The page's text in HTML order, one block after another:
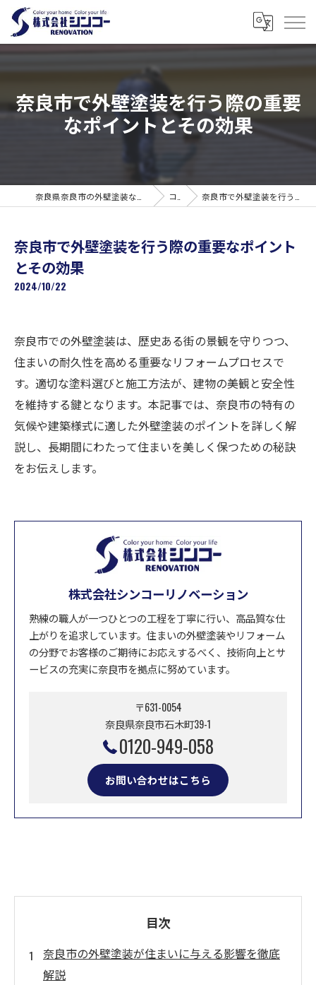
奈良市で外壁塗装を行う際の重要
なポイントとその効果
コラム 奈良市で外壁塗装を行う際の重要なポイントとその効果
奈良市で外壁塗装を行う際の重要なポイント
とその効果
2024/10/22
奈良市での外壁塗装は、歴史ある街の景観を守りつつ、
住まいの耐久性を高める重要なリフォームプロセスで
す。適切な塗料選びと施工方法が、建物の美観と安全性
を維持する鍵となります。本記事では、奈良市の特有の
気候や建築様式に適した外壁塗装のポイントを詳しく解
説し、長期間にわたって住まいを美しく保つための秘訣
をお伝えします。
株式会社シンコーリノベーション
熟練の職人が一つひとつの工程を丁寧に行い、高品質な仕
上がりを追求しています。住まいの外壁塗装やリフォーム
の分野でお客様のご期待にお応えするべく、技術向上とサ
ービスの充実に奈良市を拠点に努めています。
〒631-0054
奈良県奈良市石木町39-1
0120-949-058
お問い合わせはこちら
目次
奈良市の外壁塗装が住まいに与える影響を徹底
解説